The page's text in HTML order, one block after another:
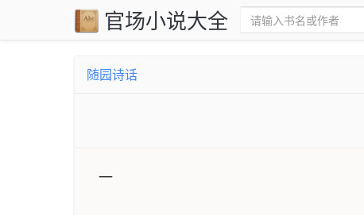
官场小说大全
随园诗话
一